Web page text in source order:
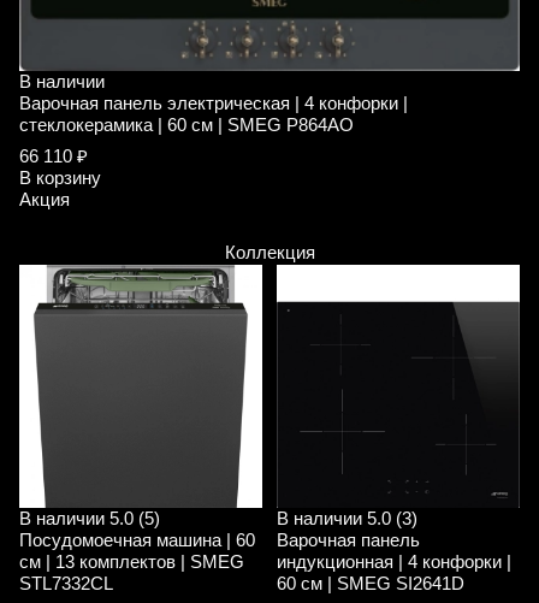
В наличии
Варочная панель электрическая | 4 конфорки |
стеклокерамика | 60 см | SMEG P864AO
66 110 ₽
В корзину
Акция
Коллекция
В наличии 5.0 (5)
Посудомоечная машина | 60
см | 13 комплектов | SMEG
STL7332CL
В наличии 5.0 (3)
Варочная панель
индукционная | 4 конфорки |
60 см | SMEG SI2641D